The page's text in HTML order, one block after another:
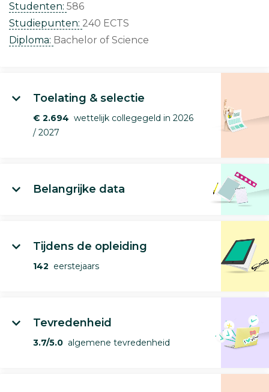
Studenten: 586
Studiepunten: 240 ECTS
Diploma: Bachelor of Science
Toelating & selectie
€ 2.694 wettelijk collegegeld in 2026
/ 2027
Belangrijke data
Tijdens de opleiding
142 eerstejaars
Tevredenheid
3.7/5.0 algemene tevredenheid